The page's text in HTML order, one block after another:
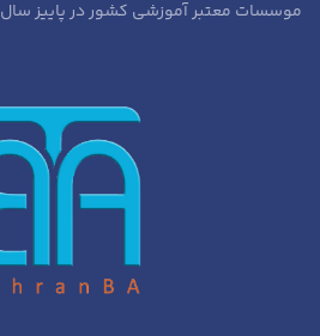
موسسات معتبر آموزشی کشور در پاییز سال ۱۴۰۳ تأسیس شد.